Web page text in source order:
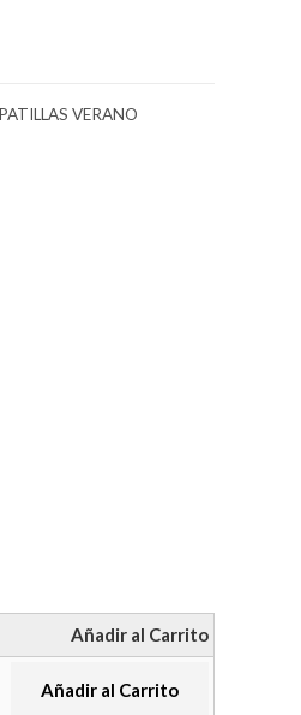
VERANO
Añadir al Carrito
Añadir al Carrito